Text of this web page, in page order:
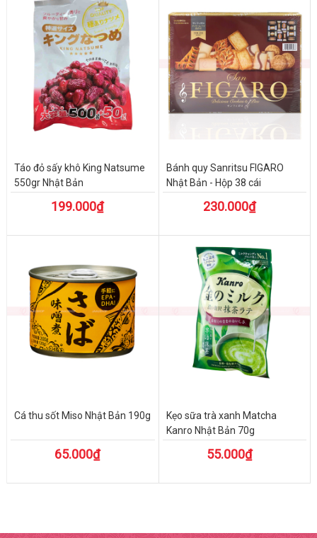
Táo đỏ sấy khô King Natsume
550gr Nhật Bản
199.000₫
Bánh quy Sanritsu FIGARO
Nhật Bản - Hộp 38 cái
230.000₫
Cá thu sốt Miso Nhật Bản 190g
65.000₫
Kẹo sữa trà xanh Matcha
Kanro Nhật Bản 70g
55.000₫